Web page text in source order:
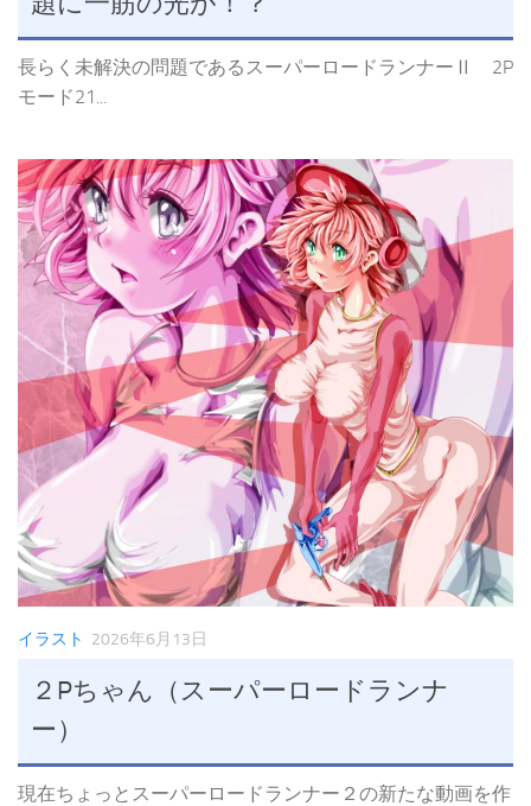
長らく未解決の問題であるスーパーロードランナーⅡ 2P
モード21...
イラスト 2026年6月13日
２Pちゃん（スーパーロードランナ
ー）
現在ちょっとスーパーロードランナー２の新たな動画を作